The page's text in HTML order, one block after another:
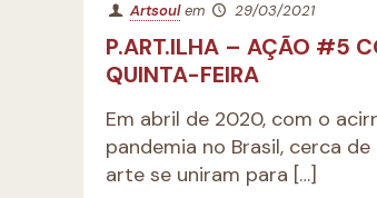
Artsoul em 29/03/2021
P.ART.ILHA – AÇÃO #5
QUINTA-FEIRA
Em abril de 2020, com o
pandemia no Brasil, cerca
arte se uniram para […]